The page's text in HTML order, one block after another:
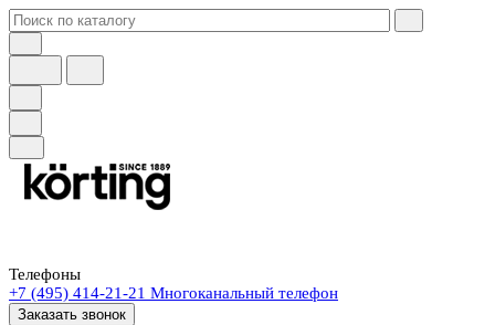
Телефоны
+7 (495) 414-21-21 Многоканальный телефон
Заказать звонок